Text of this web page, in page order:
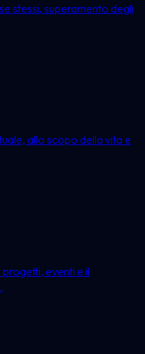
stessi, superamento degli
allo scopo della vita e
eventi e il